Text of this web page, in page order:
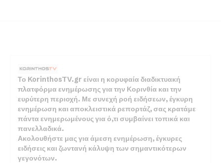
Το KorinthosTV.gr είναι η κορυφαία διαδικτυακή
πλατφόρμα ενημέρωσης για την Κορινθία και την
ευρύτερη περιοχή. Με συνεχή ροή ειδήσεων, έγκυρη
ενημέρωση και αποκλειστικά ρεπορτάζ, σας κρατάμε
πάντα ενημερωμένους για ό,τι συμβαίνει τοπικά και
πανελλαδικά.
Ακολουθήστε μας για άμεση ενημέρωση, έγκυρες
ειδήσεις και ζωντανή κάλυψη των σημαντικότερων
γεγονότων.